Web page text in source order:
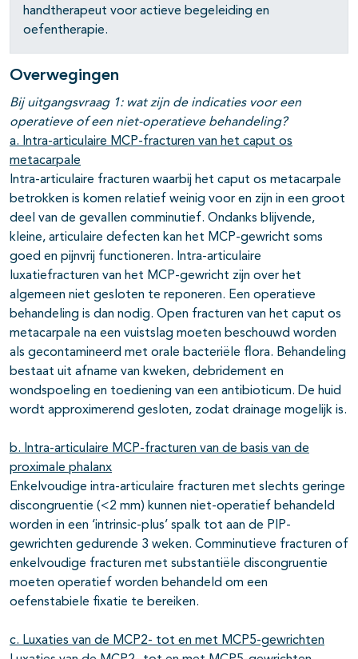
handtherapeut voor actieve begeleiding en
oefentherapie.
Overwegingen
Bij uitgangsvraag 1:wat zijn de indicaties voor een
operatieve of een niet-operatieve behandeling?
a. Intra-articulaire MCP-fracturen van het caput os
metacarpale
Intra-articulaire fracturen waarbij het caput os metacarpale
betrokken is komen relatief weinig voor en zijn in een groot
deel van de gevallen comminutief. Ondanks blijvende,
kleine, articulaire defecten kan het MCP-gewricht soms
goed en pijnvrij functioneren. Intra-articulaire
luxatiefracturen van het MCP-gewricht zijn over het
algemeen niet gesloten te reponeren. Een operatieve
behandeling is dan nodig. Open fracturen van het caput os
metacarpale na een vuistslag moeten beschouwd worden
als gecontamineerd met orale bacteriële flora. Behandeling
bestaat uit afname van kweken, debridement en
wondspoeling en toediening van een antibioticum. De huid
wordt approximerend gesloten, zodat drainage mogelijk is.
b. Intra-articulaire MCP-fracturen van de basis van de
proximale phalanx
Enkelvoudige intra-articulaire fracturen met slechts geringe
discongruentie (<2 mm) kunnen niet-operatief behandeld
worden in een ‘intrinsic-plus’ spalk tot aan de PIP-
gewrichten gedurende 3 weken. Comminutieve fracturen of
enkelvoudige fracturen met substantiële discongruentie
moeten operatief worden behandeld om een
oefenstabiele fixatie te bereiken.
c. Luxaties van de MCP2- tot en met MCP5-gewrichten